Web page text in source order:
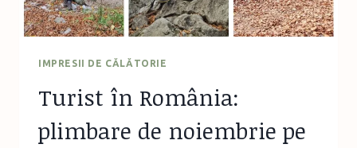
IMPRESII DE CĂLĂTORIE
Turist în România:
plimbare de noiembrie pe